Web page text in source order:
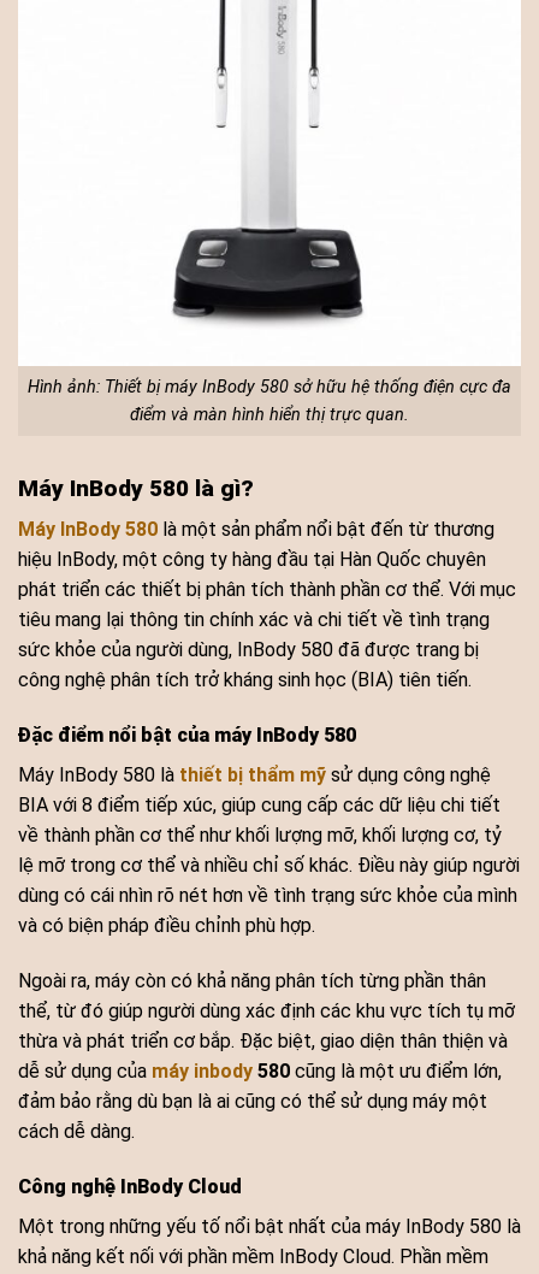
Hình ảnh: Thiết bị máy InBody 580 sở hữu hệ thống điện cực đa
điểm và màn hình hiển thị trực quan.
Máy InBody 580 là gì?
Máy InBody 580 là một sản phẩm nổi bật đến từ thương
hiệu InBody, một công ty hàng đầu tại Hàn Quốc chuyên
phát triển các thiết bị phân tích thành phần cơ thể. Với mục
tiêu mang lại thông tin chính xác và chi tiết về tình trạng
sức khỏe của người dùng, InBody 580 đã được trang bị
công nghệ phân tích trở kháng sinh học (BIA) tiên tiến.
Đặc điểm nổi bật của máy InBody 580
Máy InBody 580 là thiết bị thẩm mỹ sử dụng công nghệ
BIA với 8 điểm tiếp xúc, giúp cung cấp các dữ liệu chi tiết
về thành phần cơ thể như khối lượng mỡ, khối lượng cơ, tỷ
lệ mỡ trong cơ thể và nhiều chỉ số khác. Điều này giúp người
dùng có cái nhìn rõ nét hơn về tình trạng sức khỏe của mình
và có biện pháp điều chỉnh phù hợp.
Ngoài ra, máy còn có khả năng phân tích từng phần thân
thể, từ đó giúp người dùng xác định các khu vực tích tụ mỡ
thừa và phát triển cơ bắp. Đặc biệt, giao diện thân thiện và
dễ sử dụng của máy inbody 580 cũng là một ưu điểm lớn,
đảm bảo rằng dù bạn là ai cũng có thể sử dụng máy một
cách dễ dàng.
Công nghệ InBody Cloud
Một trong những yếu tố nổi bật nhất của máy InBody 580 là
khả năng kết nối với phần mềm InBody Cloud. Phần mềm